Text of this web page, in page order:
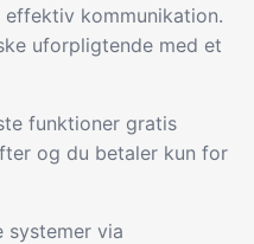
kommunikation.
uforpligtende med et
funktioner gratis
og du betaler kun for
systemer via